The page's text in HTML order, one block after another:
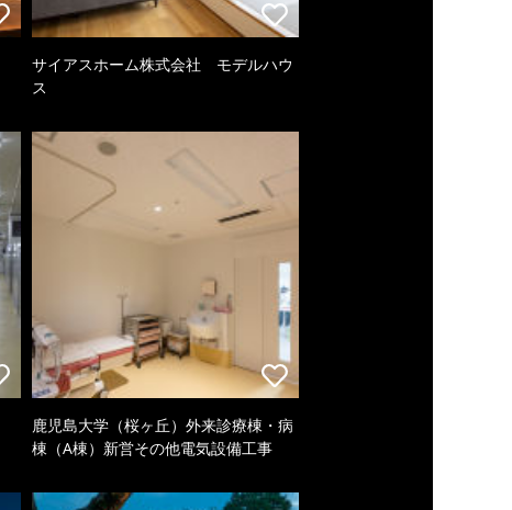
サイアスホーム株式会社 モデルハウ
ス
鹿児島大学（桜ヶ丘）外来診療棟・病
棟（A棟）新営その他電気設備工事